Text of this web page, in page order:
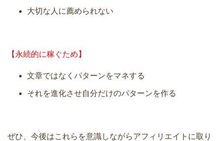
大切な人に薦められない
【永続的に稼ぐため】
文章ではなくパターンをマネする
それを進化させ自分だけのパターンを作る
ぜひ、今後はこれらを意識しながらアフィリエイトに取り